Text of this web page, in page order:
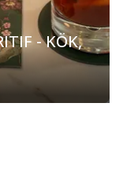
- KÖK,